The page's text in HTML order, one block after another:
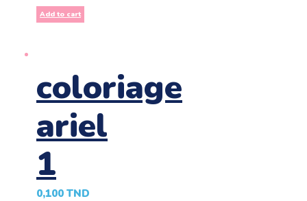
Add to cart
coloriage
ariel
1
0,100 TND